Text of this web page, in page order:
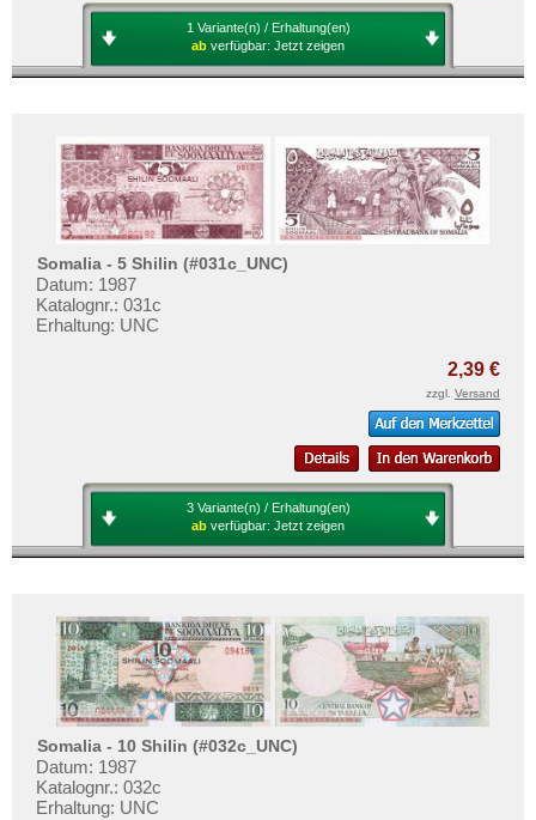
1 Variante(n) / Erhaltung(en)
ab verfügbar: Jetzt zeigen
Somalia - 5 Shilin (#031c_UNC)
Datum: 1987
Katalognr.: 031c
Erhaltung: UNC
2,39 €
zzgl. Versand
3 Variante(n) / Erhaltung(en)
ab verfügbar: Jetzt zeigen
Somalia - 10 Shilin (#032c_UNC)
Datum: 1987
Katalognr.: 032c
Erhaltung: UNC